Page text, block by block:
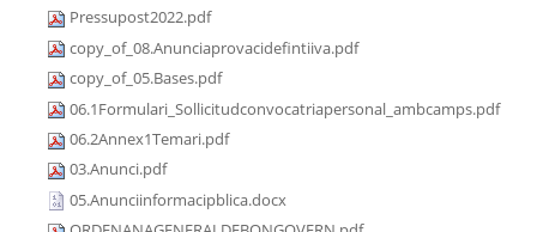
Pressupost2022.pdf
copy_of_08.Anunciaprovacidefintiiva.pdf
copy_of_05.Bases.pdf
06.1Formulari_Sollicitudconvocatriapersonal_ambcamps.pdf
06.2Annex1Temari.pdf
03.Anunci.pdf
05.Anunciinformacipblica.docx